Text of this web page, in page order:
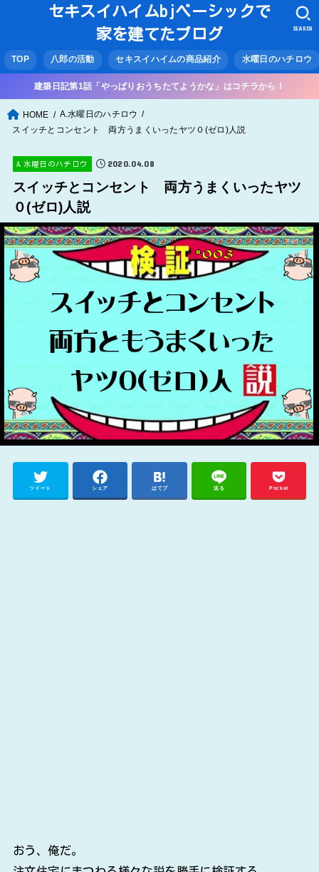
セキスイハイムbjベーシックで
家を建てたブログ
TOP 八郎の活動 セキスイハイムの商品紹介 水曜日のハチロウ
SEARCH
建築日記第1話「やっぱりおうちたてようかな」はコチラから！
HOME
A.水曜日のハチロウ
スイッチとコンセント 両方うまくいったヤツ０(ゼロ)人説
A.水曜日のハチロウ 2020.04.08
スイッチとコンセント 両方うまくいったヤツ
０(ゼロ)人説
ツイート シェア はてブ 送る Pocket
おう、俺だ。